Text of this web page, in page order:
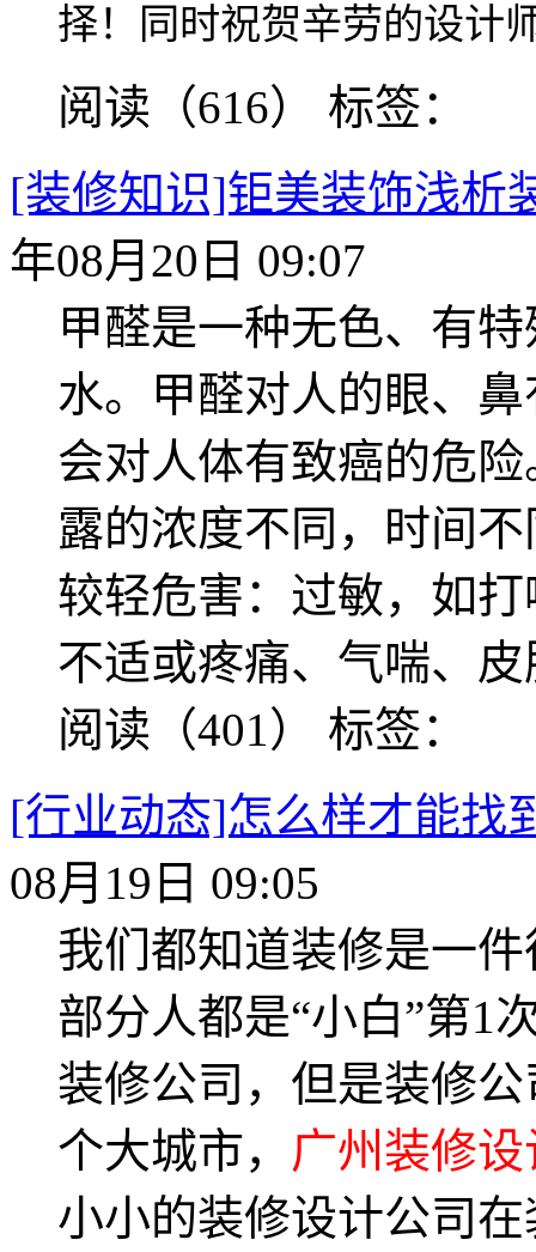
择！同时祝贺辛劳的设计
阅读（616） 标签：
[装修知识]钜美装饰浅析
年08月20日 09:07
甲醛是一种无色、有
水。甲醛对人的眼、
会对人体有致癌的危
露的浓度不同，时间
较轻危害：过敏，如
不适或疼痛、气喘、
阅读（401） 标签：
[行业动态]怎么样才能找
08月19日 09:05
我们都知道装修是一
部分人都是“小白”第1
装修公司，但是装修
个大城市， 广州装修
小小的装修设计公司